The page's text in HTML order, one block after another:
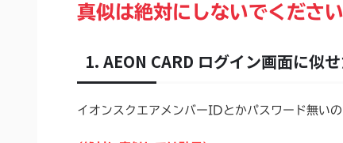
真似は絶対にしないでください
1. AEON CARD ログイン画面に似
イオンスクエアメンバーIDとかパスワード無い